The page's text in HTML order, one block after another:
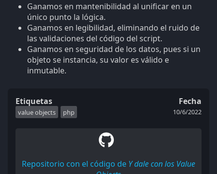
Ganamos en mantenibilidad al unificar en un
único punto la lógica.
Ganamos en legibilidad, eliminando el ruido de
las validaciones del código del script.
Ganamos en seguridad de los datos, pues si un
objeto se instancia, su valor es válido e
inmutable.
Etiquetas
value objects php
Fecha
10/6/2022
Repositorio con el código de Y dale con los Value